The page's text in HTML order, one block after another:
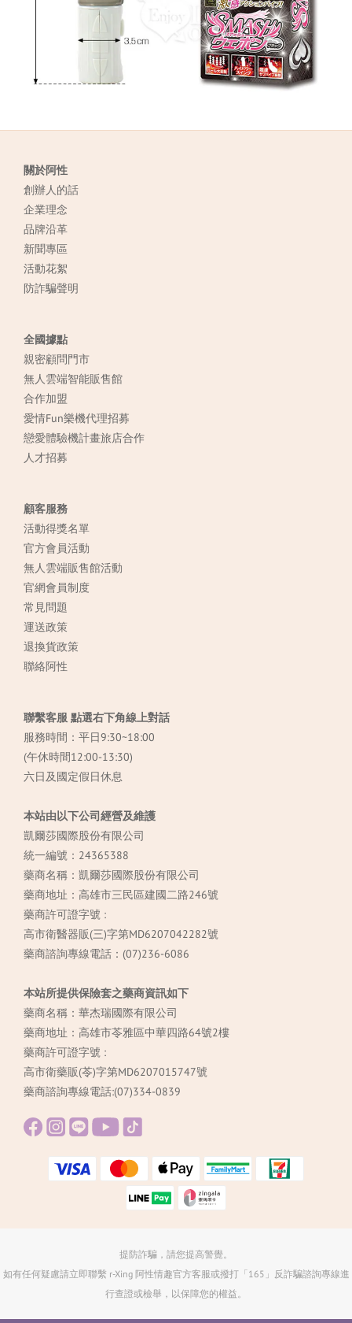
關於阿性
創辦人的話
企業理念
品牌沿革
新聞專區
活動花絮
防詐騙聲明
全國據點
親密顧問門市
無人雲端智能販售館
合作加盟
愛情Fun樂機代理招募
戀愛體驗機計畫旅店合作
人才招募
顧客服務
活動得獎名單
官方會員活動
無人雲端販售館活動
官網會員制度
常見問題
運送政策
退換貨政策
聯絡阿性
聯繫客服 點選右下角線上對話
服務時間：平日9:30~18:00
(午休時間12:00-13:30)
六日及國定假日休息
本站由以下公司經營及維護
凱爾莎國際股份有限公司
統一編號：24365388
藥商名稱：凱爾莎國際股份有限公司
藥商地址：高雄市三民區建國二路246號
藥商許可證字號 :
高市衛醫器販(三)字第MD6207042282號
藥商諮詢專線電話：(07)236-6086
本站所提供保險套之藥商資訊如下
藥商名稱：華杰瑞國際有限公司
藥商地址：高雄市苓雅區中華四路64號2樓
藥商許可證字號 :
高市衛藥販(苓)字第MD6207015747號
藥商諮詢專線電話:(07)334-0839
提防詐騙，請您提高警覺。
如有任何疑慮請立即聯繫 r-Xing 阿性情趣官方客服或撥打「165」反詐騙諮詢專線進
行查證或檢舉，以保障您的權益。